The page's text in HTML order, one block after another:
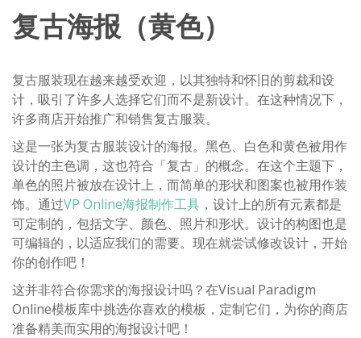
复古海报（黄色）
复古服装现在越来越受欢迎，以其独特和怀旧的剪裁和设
计，吸引了许多人选择它们而不是新设计。在这种情况下，
许多商店开始推广和销售复古服装。
这是一张为复古服装设计的海报。黑色、白色和黄色被用作
设计的主色调，这也符合「复古」的概念。在这个主题下，
单色的照片被放在设计上，而简单的形状和图案也被用作装
饰。通过VP Online海报制作工具 ，设计上的所有元素都是
可定制的，包括文字、颜色、照片和形状。设计的构图也是
可编辑的，以适应我们的需要。现在就尝试修改设计，开始
你的创作吧！
这并非符合你需求的海报设计吗？在Visual Paradigm
Online模板库中挑选你喜欢的模板，定制它们，为你的商店
准备精美而实用的海报设计吧！